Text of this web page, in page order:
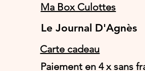
Ma Box Culottes
Le Journal D'Agnès
Le Journal D'Agnès
Carte cadeau
Paiement en 4 x sans